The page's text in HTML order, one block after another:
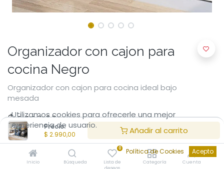
Precio:
$ 2.990,00 Añadir al carrito
Inicio Búsqueda
0
Lista de
Categoría Cuenta
Organizador con cajon para
cocina Negro
Organizador con cajon para cocina ideal bajo
mesada
$2.990,00
Utilizamos cookies para ofrecerle una mejor
experiencia de usuario.
Política de Cookies Acepto